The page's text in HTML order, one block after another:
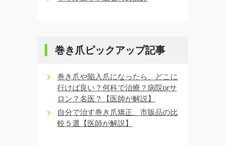
巻き爪ピックアップ記事
巻き爪や陥入爪になったら、どこに
行けば良い？何科で治療？病院orサ
ロン？名医？【医師が解説】
自分で治す巻き爪矯正、市販品の比
較５選【医師が解説】